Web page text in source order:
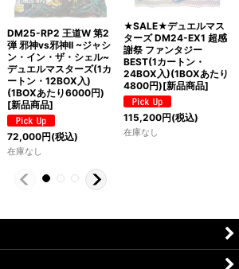
DM25-RP2 王道W 第2
弾 邪神vs邪神II ~ジャシ
ン・イン・ザ・シェル~
デュエルマスターズ(1カ
ートン・12BOX入)
(1BOXあたり6000円)
[新品商品]
72,000円(税込)
在庫なし
★SALE★デュエルマス
ターズ DM24-EX1 超感
謝祭 ファンタジー
BEST(1カートン・
24BOX入)(1BOXあたり
4800円)[新品商品]
115,200円(税込)
在庫なし